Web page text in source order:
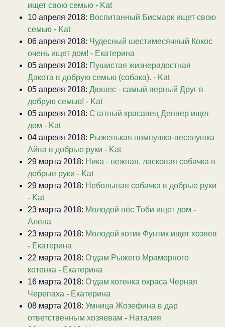
ищет свою семью - Kat
10 апреля 2018: Воспитанный Бисмарк ищет свою
семью - Kat
06 апреля 2018: Чудесный шестимесячный Кокос
очень ищет дом! - Екатерина
05 апреля 2018: Пушистая жизнерадостная
Дакота в добрую семью (собака). - Kat
05 апреля 2018: Дюшес - самый верный Друг в
добрую семью! - Kat
05 апреля 2018: Статный красавец Денвер ищет
дом - Kat
04 апреля 2018: Рыженькая помпушка-веселушка
Айва в добрые руки - Kat
29 марта 2018: Ника - нежная, ласковая собачка в
добрые руки - Kat
29 марта 2018: Небольшая собачка в добрые руки
- Kat
23 марта 2018: Молодой пёс Тоби ищет дом -
Алена
23 марта 2018: Молодой котик Фунтик ищет хозяев
- Екатерина
22 марта 2018: Отдам Рыжего Мраморного
котенка - Екатерина
16 марта 2018: Отдам котенка окраса Черная
Черепаха - Екатерина
08 марта 2018: Умница Жозефина в дар
ответственным хозяевам - Наталия